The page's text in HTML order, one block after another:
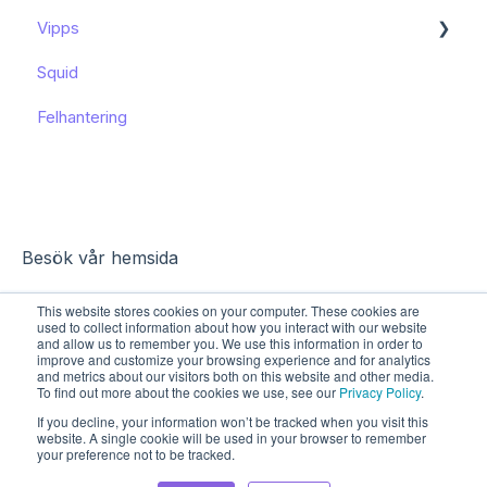
This website stores cookies on your computer. These cookies are
used to collect information about how you interact with our website
and allow us to remember you. We use this information in order to
improve and customize your browsing experience and for analytics
and metrics about our visitors both on this website and other media.
To find out more about the cookies we use, see our Privacy Policy.
If you decline, your information won’t be tracked when you visit this
website. A single cookie will be used in your browser to remember
your preference not to be tracked.
Kom igång
Funktioner och användning
Kända begränsningar
Vipps
Funktioner och användning
Squid
Felhantering
Besök vår hemsida
Upphovsrätt © 2026, Sharespine AB